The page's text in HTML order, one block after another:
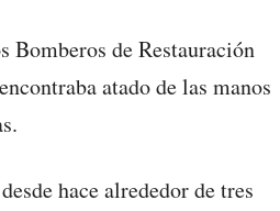
Bomberos de Restauración
atado de las manos
hace alrededor de tres